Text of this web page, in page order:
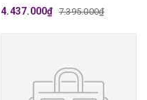
4.437.000₫ 7.395.000₫